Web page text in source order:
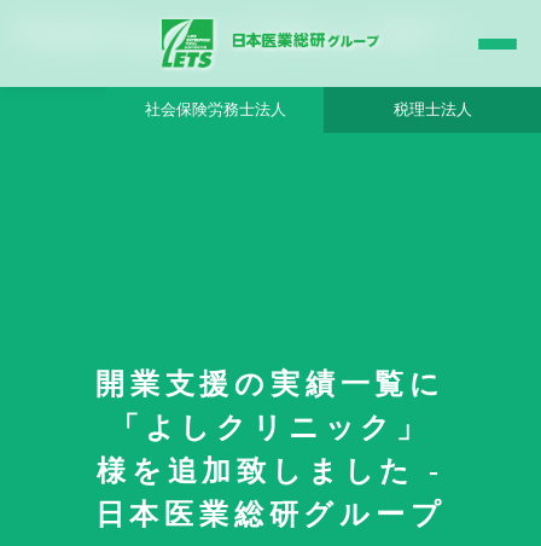
開業支援の実績一覧に「よしクリニック」様を追加致しました - 日本医業総研グルー
プ |日本医業総研｜医院開業・承継・クリニック経営支援・医療モール開発
社会保険労務士法人 税理士法人
開業支援の実績一覧に
「よしクリニック」
様を追加致しました -
日本医業総研グループ
開業支援の実績一覧に「よしクリニック」様を追加致しました
2019年6月19日